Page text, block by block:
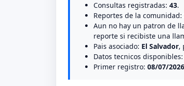
Consultas registradas: 43.
Reportes de la comunidad:
Aun no hay un patron de
reporte si recibiste una
Pais asociado: El Salvador,
Datos tecnicos
Primer registro: 08/07/2026